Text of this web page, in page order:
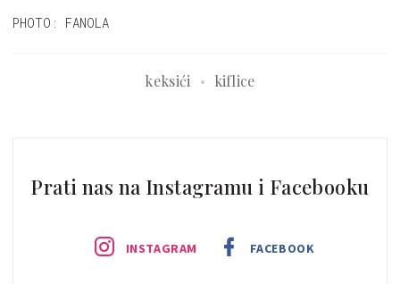
PHOTO: FANOLA
keksići kiflice
Prati nas na Instagramu i Facebooku
INSTAGRAM FACEBOOK